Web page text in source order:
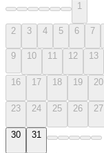
1
2 3 4 5 6 7
9 10 11 12 13
16 17 18 19 20
23 24 25 26 27
30 31